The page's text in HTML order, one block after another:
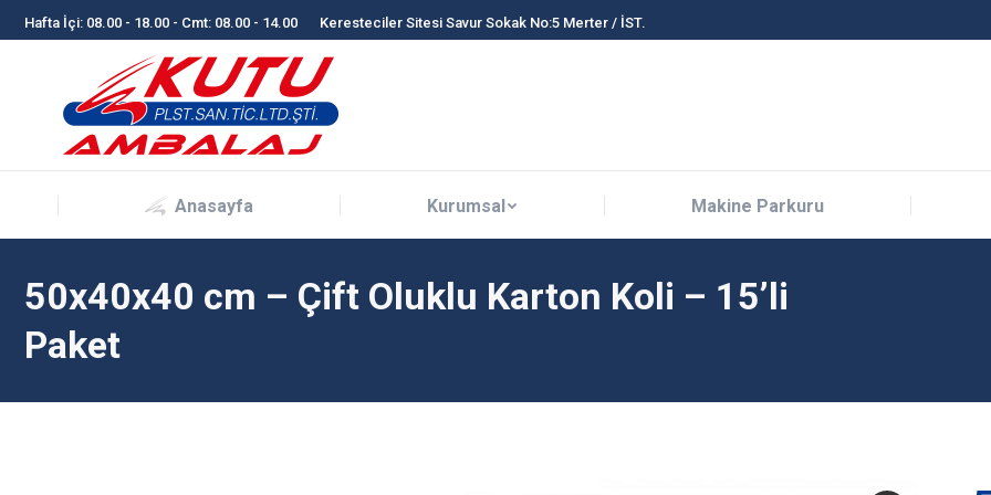
Hafta İçi: 08.00 - 18.00 - Cmt: 08.00 - 14.00 Keresteciler Sitesi Savur Sokak No:5 Merter / İST.
Anasayfa Kurumsal Makine Parkuru
50x40x40 cm – Çift Oluklu Karton Koli – 15’li
Paket
Anasayfa Kurumsal